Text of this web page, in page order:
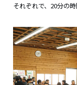
それぞれで、20分の